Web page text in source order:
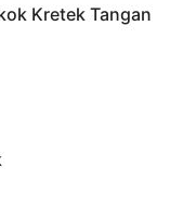
Kretek Tangan